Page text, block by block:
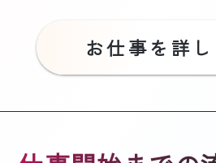
お仕事を詳